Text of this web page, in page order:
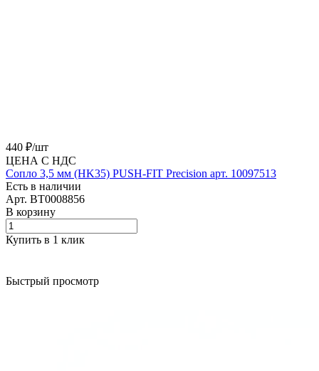
440 ₽/шт
ЦЕНА С НДС
Сопло 3,5 мм (HK35) PUSH-FIT Precision арт. 10097513
Есть в наличии
Арт. BT0008856
В корзину
Купить в 1 клик
Быстрый просмотр